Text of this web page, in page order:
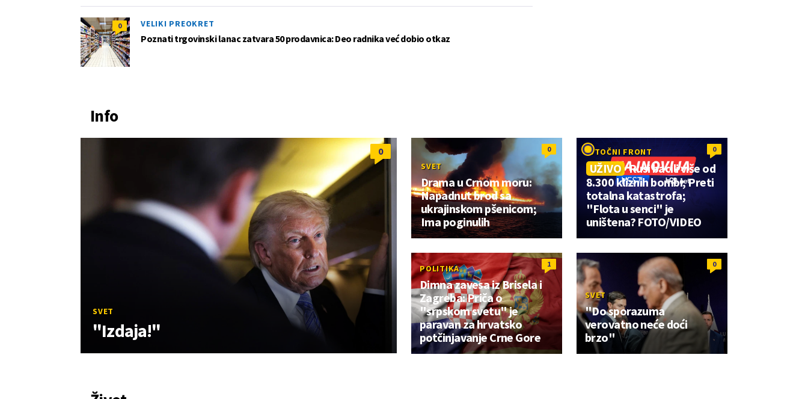
0 VELIKI PREOKRET
Poznati trgovinski lanac zatvara 50 prodavnica: Deo radnika već dobio otkaz
Info
0
SVET
"Izdaja!"
0
SVET
Drama u Crnom moru:
Napadnut brod sa
ukrajinskom pšenicom;
Ima poginulih
0
ISTOČNI FRONT
UŽIVO Rusi bacili više od
8.300 kliznih bombi; Preti
totalna katastrofa;
"Flota u senci" je
uništena? FOTO/VIDEO
1
POLITIKA
Dimna zavesa iz Brisela i
Zagreba: Priča o
"srpskom svetu" je
paravan za hrvatsko
potčinjavanje Crne Gore
0
SVET
"Do sporazuma
verovatno neće doći
brzo"